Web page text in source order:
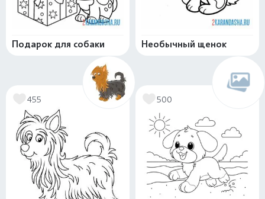
Подарок для собаки Необычный щенок
455 500